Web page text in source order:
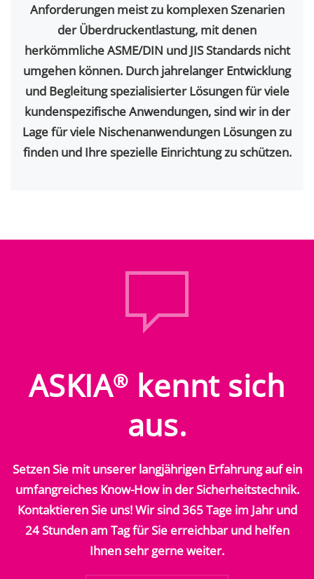
Anforderungen meist zu komplexen Szenarien
der Überdruckentlastung, mit denen
herkömmliche ASME/DIN und JIS Standards nicht
umgehen können. Durch jahrelanger Entwicklung
und Begleitung spezialisierter Lösungen für viele
kundenspezifische Anwendungen, sind wir in der
Lage für viele Nischenanwendungen Lösungen zu
finden und Ihre spezielle Einrichtung zu schützen.
ASKIA® kennt sich
aus.
Setzen Sie mit unserer langjährigen Erfahrung auf ein
umfangreiches Know-How in der Sicherheitstechnik.
Kontaktieren Sie uns! Wir sind 365 Tage im Jahr und
24 Stunden am Tag für Sie erreichbar und helfen
Ihnen sehr gerne weiter.